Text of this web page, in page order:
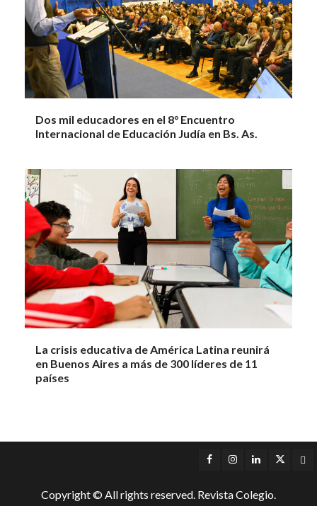
Dos mil educadores en el 8° Encuentro
Internacional de Educación Judía en Bs. As.
La crisis educativa de América Latina reunirá
en Buenos Aires a más de 300 líderes de 11
países
Facebook
Instagram
LinkedInTwitter
Copyright © All rights reserved. Revista Colegio.